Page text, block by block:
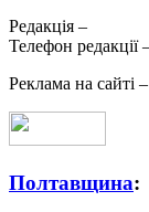
Редакція –
Телефон редакції
Реклама на сайті –
Полтавщина: